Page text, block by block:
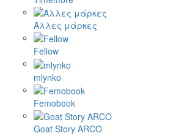
Άλλες μάρκες
Fellow
mlynko
Femobook
Goat Story ARCO